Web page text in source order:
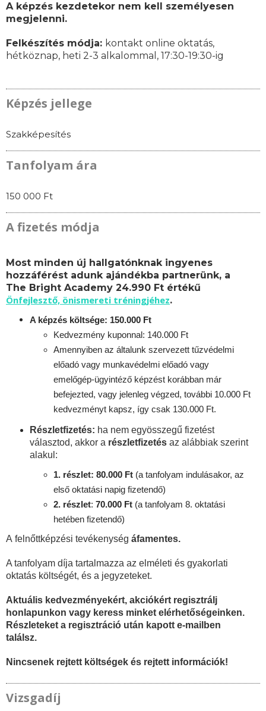
A képzés kezdetekor nem kell személyesen
megjelenni.
Felkészítés módja: kontakt online oktatás,
hétköznap, heti 2-3 alkalommal, 17:30-19:30-ig
Képzés jellege
Szakképesítés
Tanfolyam ára
150 000 Ft
A fizetés módja
Most minden új hallgatónknak ingyenes
hozzáférést adunk ajándékba partnerünk, a
The Bright Academy 24.990 Ft értékű
Önfejlesztő, önismereti tréningjéhez.
A képzés költsége: 150.000 Ft
Kedvezmény kuponnal: 140.000 Ft
Amennyiben az általunk szervezett tűzvédelmi
előadó vagy munkavédelmi előadó vagy
emelőgép-ügyintéző képzést korábban már
befejezted, vagy jelenleg végzed, további 10.000 Ft
kedvezményt kapsz, így csak 130.000 Ft.
Részletfizetés: ha nem egyösszegű fizetést
választod, akkor a részletfizetés az alábbiak szerint
alakul:
1. részlet: 80.000 Ft (a tanfolyam indulásakor, az
első oktatási napig fizetendő)
2. részlet: 70.000 Ft (a tanfolyam 8. oktatási
hetében fizetendő)
A felnőttképzési tevékenység áfamentes.
A tanfolyam díja tartalmazza az elméleti és gyakorlati
oktatás költségét, és a jegyzeteket.
Aktuális kedvezményekért, akciókért regisztrálj
honlapunkon vagy keress minket elérhetőségeinken.
Részleteket a regisztráció után kapott e-mailben
találsz.
Nincsenek rejtett költségek és rejtett információk!
Vizsgadíj